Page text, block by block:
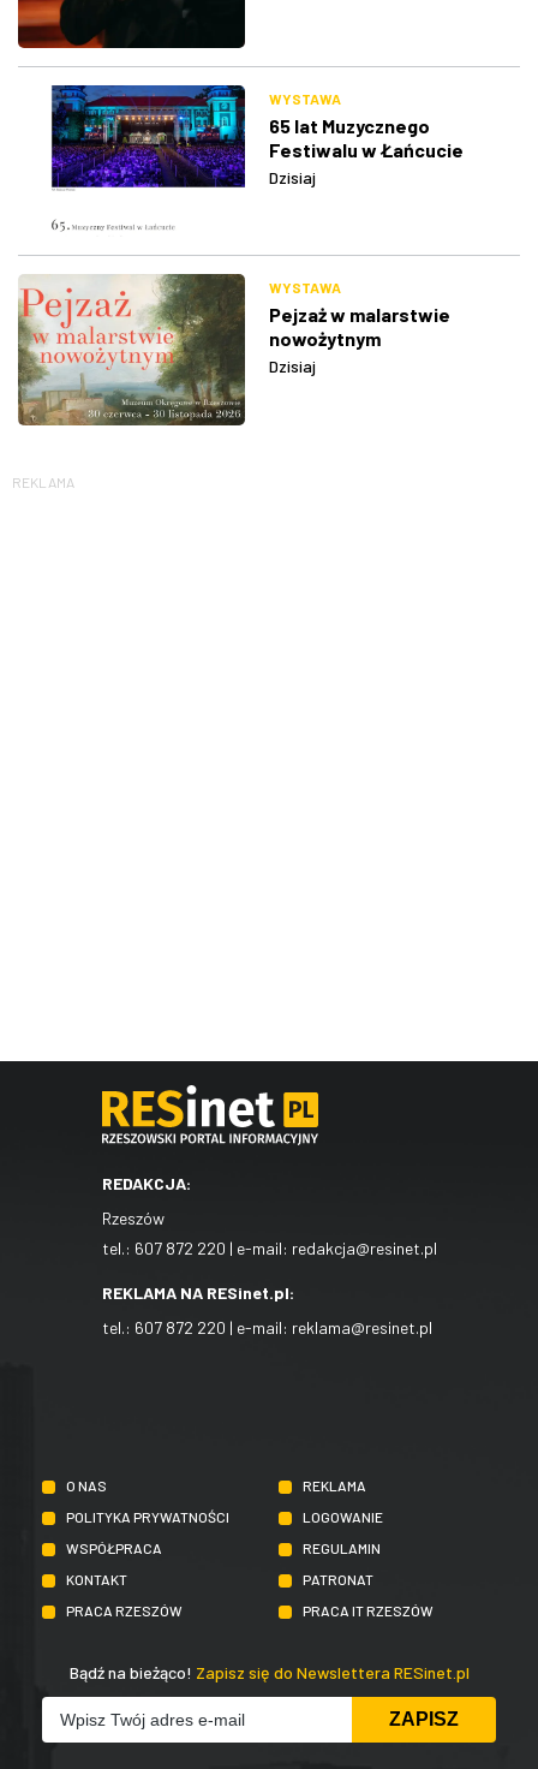
WYSTAWA
65 lat Muzycznego
Festiwalu w Łańcucie
Dzisiaj
WYSTAWA
Pejzaż w malarstwie
nowożytnym
Dzisiaj
REKLAMA
REDAKCJA:
Rzeszów
tel.: 607 872 220 | e-mail: redakcja@resinet.pl
REKLAMA NA RESinet.pl:
tel.: 607 872 220 | e-mail: reklama@resinet.pl
O NAS
REKLAMA
POLITYKA PRYWATNOŚCI
LOGOWANIE
WSPÓŁPRACA
REGULAMIN
KONTAKT
PATRONAT
PRACA RZESZÓW
PRACA IT RZESZÓW
Bądź na bieżąco! Zapisz się do Newslettera RESinet.pl